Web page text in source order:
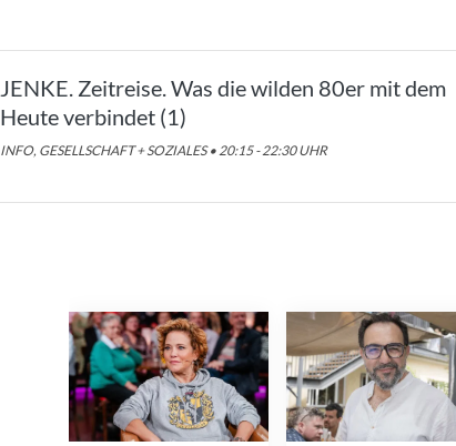
JENKE. Zeitreise. Was die wilden 80er mit dem
Heute verbindet (1)
INFO, GESELLSCHAFT + SOZIALES • 20:15 - 22:30 UHR